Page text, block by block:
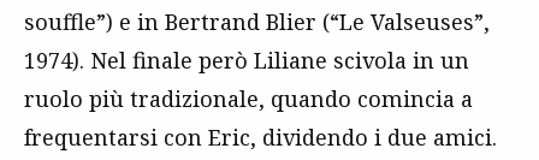
souffle”) e in Bertrand Blier (“Le Valseuses”,
1974). Nel finale però Liliane scivola in un
ruolo più tradizionale, quando comincia a
frequentarsi con Eric, dividendo i due amici.